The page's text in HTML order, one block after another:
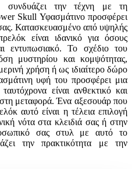
την τέχνη με τη
Skull Υφασμάτινο προσφέρει
Κατασκευασμένο από υψηλής
είναι ιδανικό για όσους
εντυπωσιακό. Το σχέδιο του
μυστηρίου και κομψότητας,
χρήση ή ως ιδιαίτερο δώρο
υφή του προσφέρει μια
είναι ανθεκτικό και
μεταφορά. Ένα αξεσουάρ που
αυτό είναι η τέλεια επιλογή
νότα στα κλειδιά σας ή στην
σας στυλ με αυτό το
την πρακτικότητα με την